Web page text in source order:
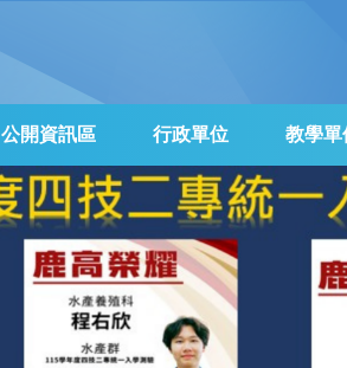
公開資訊區 行政單位 教學單